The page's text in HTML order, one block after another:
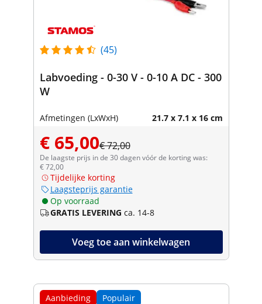
(45)
Labvoeding - 0-30 V - 0-10 A DC - 300
W
Afmetingen (LxWxH) 21.7 x 7.1 x 16 cm
€ 65,00€ 72,00
De laagste prijs in de 30 dagen vóór de korting was:
€ 72,00
Tijdelijke korting
Laagsteprijs garantie
Op voorraad
GRATIS LEVERING ca. 14-8
Voeg toe aan winkelwagen
Aanbieding Populair